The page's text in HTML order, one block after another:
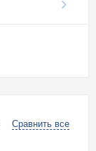
Сравнить все